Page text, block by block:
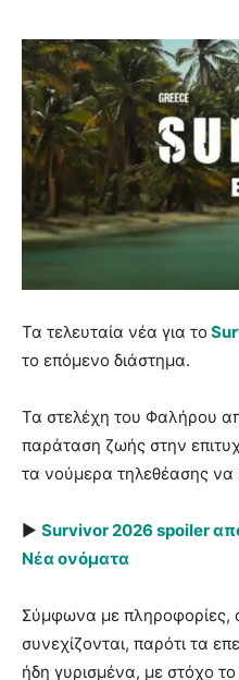
Τα τελευταία νέα για το
το επόμενο διάστημα.
Τα στελέχη του Φαλήρου
παράταση ζωής στην
τα νούμερα τηλεθέασης να
► Survivor 2026 spoiler
Νέα ονόματα
Σύμφωνα με πληροφορίες,
συνεχίζονται, παρότι τα
ήδη γυρισμένα, με στόχο